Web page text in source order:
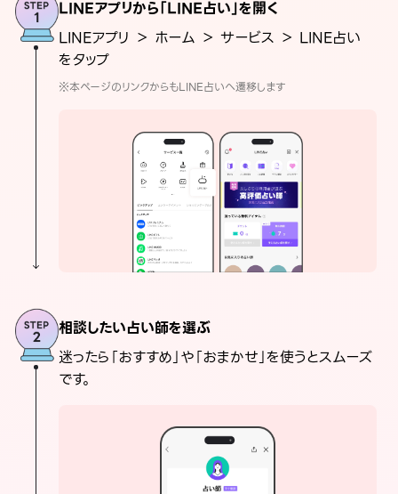
LINEアプリから「LINE占い」を開く
LINEアプリ ＞ ホーム ＞ サービス ＞ LINE占い
をタップ
※本ページのリンクからもLINE占いへ遷移します
相談したい占い師を選ぶ
迷ったら「おすすめ」や「おまかせ」を使うとスムーズ
です。